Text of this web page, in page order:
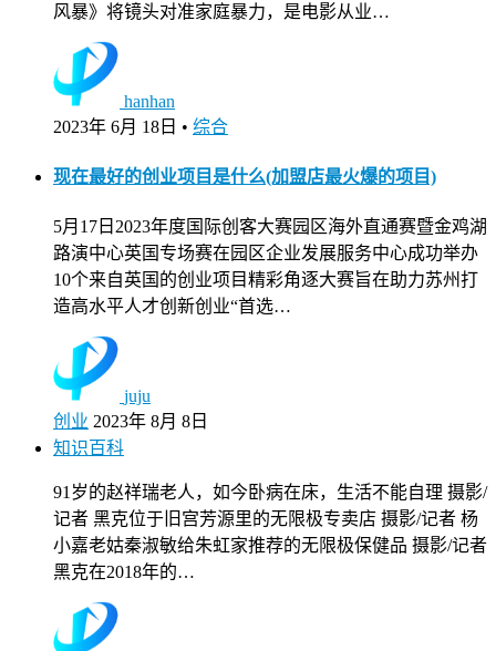
风暴》将镜头对准家庭暴力，是电影从业…
hanhan
2023年 6月 18日 • 综合
现在最好的创业项目是什么(加盟店最火爆的项目)
5月17日2023年度国际创客大赛园区海外直通赛暨金鸡湖
路演中心英国专场赛在园区企业发展服务中心成功举办
10个来自英国的创业项目精彩角逐大赛旨在助力苏州打
造高水平人才创新创业“首选…
juju
创业 2023年 8月 8日
知识百科
91岁的赵祥瑞老人，如今卧病在床，生活不能自理 摄影/
记者 黑克位于旧宫芳源里的无限极专卖店 摄影/记者 杨
小嘉老姑秦淑敏给朱虹家推荐的无限极保健品 摄影/记者
黑克在2018年的…